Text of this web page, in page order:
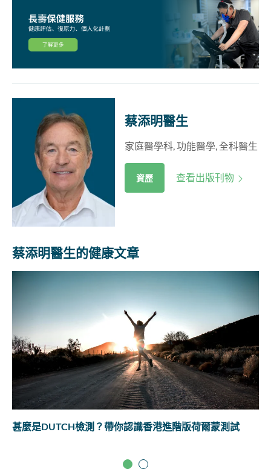
蔡添明醫生
家庭醫學科, 功能醫學, 全科醫生
資歷 查看出版刊物
蔡添明醫生的健康文章
甚麼是DUTCH檢測？帶你認識香港進階版荷爾蒙測試